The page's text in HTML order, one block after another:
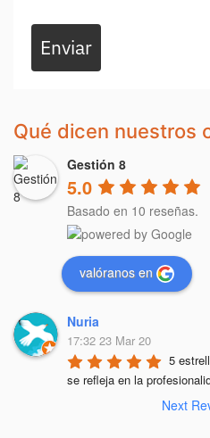
Enviar
Qué dicen nuestros
Gestión 8
5.0
Basado en 10 reseñas.
valóranos en
Nuria
17:32 23 Mar 20
5
se refleja en la
Next